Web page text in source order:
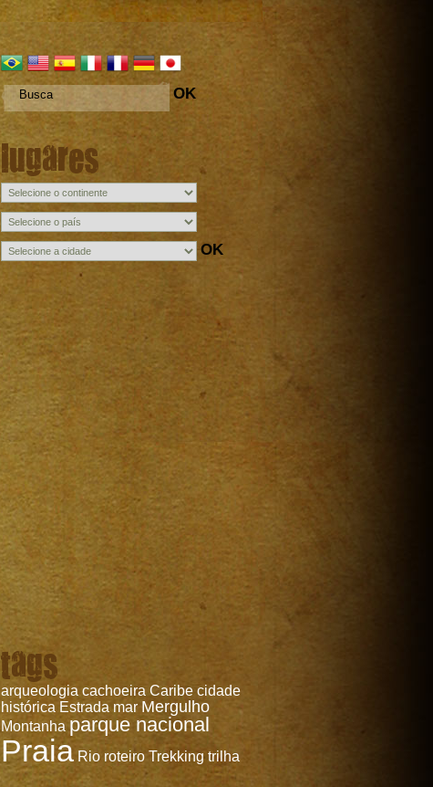
OK
lugares
OK
tags
arqueologia cachoeira Caribe cidade
histórica Estrada mar Mergulho
Montanha parque nacional
Praia Rio roteiro Trekking trilha